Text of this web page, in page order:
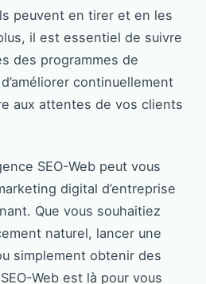
peuvent en tirer et en les
il est essentiel de suivre
des programmes de
continuellement
aux attentes de vos clients
SEO-Web peut vous
digital d’entreprise
Que vous souhaitiez
naturel, lancer une
simplement obtenir des
Web est là pour vous